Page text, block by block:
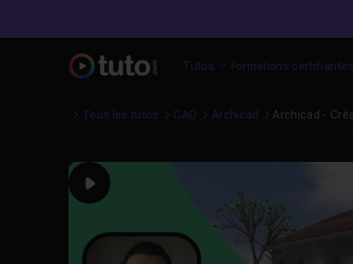
Tutos Formations certifiantes
Tous les tutos CAO Archicad Archicad -
Play